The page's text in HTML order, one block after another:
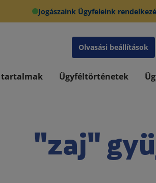
Jogászaink Ügyfeleink
Olvasási beállítások
tartalmak Ügyféltörténetek
"zaj"